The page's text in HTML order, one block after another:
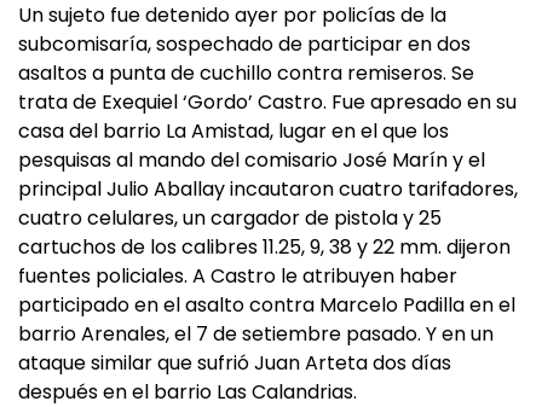
Un sujeto fue detenido ayer por policías de la
subcomisaría, sospechado de participar en dos
asaltos a punta de cuchillo contra remiseros. Se
trata de Exequiel ‘Gordo’ Castro. Fue apresado en su
casa del barrio La Amistad, lugar en el que los
pesquisas al mando del comisario José Marín y el
principal Julio Aballay incautaron cuatro tarifadores,
cuatro celulares, un cargador de pistola y 25
cartuchos de los calibres 11.25, 9, 38 y 22 mm. dijeron
fuentes policiales. A Castro le atribuyen haber
participado en el asalto contra Marcelo Padilla en el
barrio Arenales, el 7 de setiembre pasado. Y en un
ataque similar que sufrió Juan Arteta dos días
después en el barrio Las Calandrias.